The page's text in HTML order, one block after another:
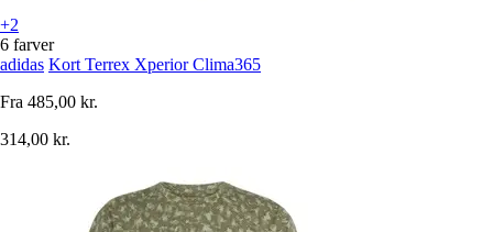
+2
6 farver
adidas Kort Terrex Xperior Clima365
Fra 485,00 kr.
314,00 kr.